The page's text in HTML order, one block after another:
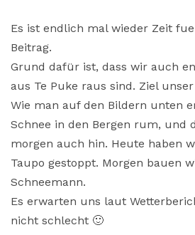
Es ist endlich mal wieder Zeit
Beitrag.
Grund dafür ist, dass wir auch
aus Te Puke raus sind. Ziel unser
Wie man auf den Bildern unten
Schnee in den Bergen rum, und
morgen auch hin. Heute haben
Taupo gestoppt. Morgen bauen
Schneemann.
Es erwarten uns laut
nicht schlecht 🙂